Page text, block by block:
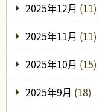
2025年12月 (11)
2025年11月 (11)
2025年10月 (15)
2025年9月 (18)